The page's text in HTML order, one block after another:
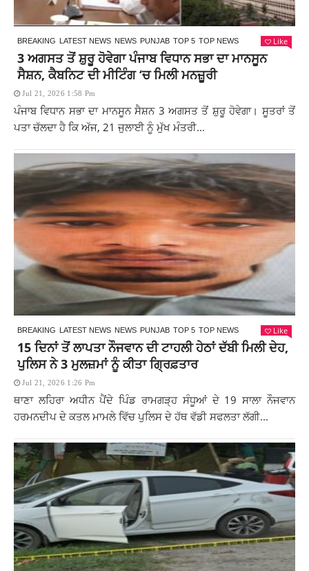
BREAKING LATEST NEWS NEWS PUNJAB TOP 5 TOP NEWS Like
3 ਅਗਸਤ ਤੋਂ ਸ਼ੁਰੂ ਹੋਵੇਗਾ ਪੰਜਾਬ ਵਿਧਾਨ ਸਭਾ ਦਾ ਮਾਨਸੂਨ
ਸੈਸ਼ਨ, ਕੈਬਨਿਟ ਦੀ ਮੀਟਿੰਗ ‘ਚ ਮਿਲੀ ਮਨਜ਼ੂਰੀ
Jul 21, 2026 1:58 Pm
ਪੰਜਾਬ ਵਿਧਾਨ ਸਭਾ ਦਾ ਮਾਨਸੂਨ ਸੈਸ਼ਨ 3 ਅਗਸਤ ਤੋਂ ਸ਼ੁਰੂ ਹੋਵੇਗਾ। ਸੂਤਰਾਂ ਤੋਂ
ਪਤਾ ਚੱਲਦਾ ਹੈ ਕਿ ਅੱਜ, 21 ਜੁਲਾਈ ਨੂੰ ਮੁੱਖ ਮੰਤਰੀ...
BREAKING LATEST NEWS NEWS PUNJAB TOP 5 TOP NEWS Like
15 ਦਿਨਾਂ ਤੋਂ ਲਾਪਤਾ ਨੌਜਵਾਨ ਦੀ ਟਾਹਲੀ ਹੇਠਾਂ ਦੱਬੀ ਮਿਲੀ ਦੇਹ,
ਪੁਲਿਸ ਨੇ 3 ਮੁਲਜ਼ਮਾਂ ਨੂੰ ਕੀਤਾ ਗ੍ਰਿਫ਼ਤਾਰ
Jul 21, 2026 1:26 Pm
ਥਾਣਾ ਲਹਿਰਾ ਅਧੀਨ ਪੈਂਦੇ ਪਿੰਡ ਰਾਮਗੜ੍ਹ ਸੰਧੂਆਂ ਦੇ 19 ਸਾਲਾ ਨੌਜਵਾਨ
ਹਰਮਨਦੀਪ ਦੇ ਕਤਲ ਮਾਮਲੇ ਵਿੱਚ ਪੁਲਿਸ ਦੇ ਹੱਥ ਵੱਡੀ ਸਫਲਤਾ ਲੱਗੀ...